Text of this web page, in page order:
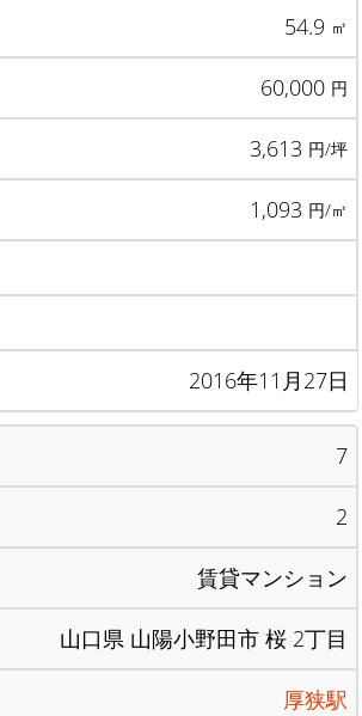
54.9 ㎡
60,000 円
3,613 円/坪
1,093 円/㎡
2016年11月27日
7
2
賃貸マンション
山口県 山陽小野田市 桜 2丁目
厚狭駅